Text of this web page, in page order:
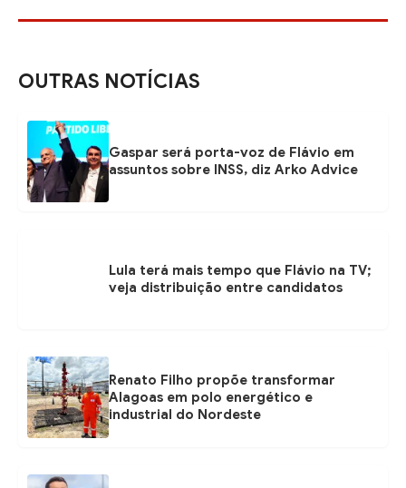
OUTRAS NOTÍCIAS
Gaspar será porta-voz de Flávio em
assuntos sobre INSS, diz Arko Advice
Lula terá mais tempo que Flávio na TV;
veja distribuição entre candidatos
Renato Filho propõe transformar
Alagoas em polo energético e
industrial do Nordeste